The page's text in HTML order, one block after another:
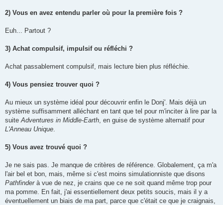
2) Vous en avez entendu parler où pour la première fois ?
Euh... Partout ?
3) Achat compulsif, impulsif ou réfléchi ?
Achat passablement compulsif, mais lecture bien plus réfléchie.
4) Vous pensiez trouver quoi ?
Au mieux un système idéal pour découvrir enfin le Donj'. Mais déjà un
système suffisamment alléchant en tant que tel pour m'inciter à lire par la
suite Adventures in Middle-Earth , en guise de système alternatif pour
L'Anneau Unique
5) Vous avez trouvé quoi ?
Je ne sais pas. Je manque de critères de référence. Globalement, ça m'a
l'air bel et bon, mais, même si c'est moins simulationniste que disons
Pathfinderà vue de nez, je crains que ce ne soit quand même trop pour
ma pomme. En fait, j'ai essentiellement deux petits soucis, mais il y a
éventuellement un biais de ma part, parce que c'était ce que je craignais,